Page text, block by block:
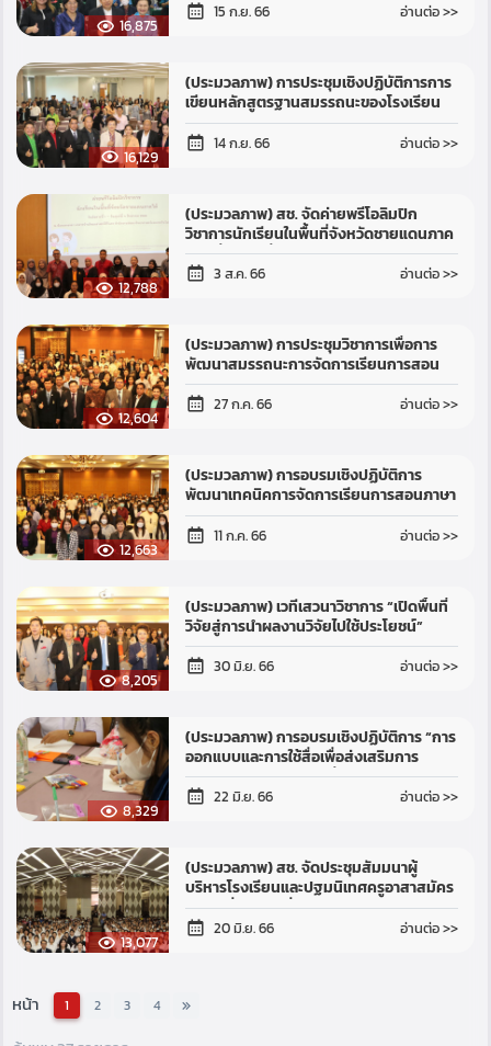
16,875
15 ก.ย. 66 อ่านต่อ >>
16,129
(ประมวลภาพ) การประชุมเชิงปฏิบัติการการ
เขียนหลักสูตรฐานสมรรถนะของโรงเรียน
นอกระบบตามมาตรฐานอาชีพและคุณวุฒิ
วิชาชีพ เชื่อมโยงกับกรอบคุณวุฒิแห่งช...
14 ก.ย. 66 อ่านต่อ >>
12,788
(ประมวลภาพ) สช. จัดค่ายพรีโอลิมปิก
วิชาการนักเรียนในพื้นที่จังหวัดชายแดนภาค
ใต้ ปีที่ 5 ค่ายที่ 3 ค่ายอบรมทางวิชาการแบบ
เฉพาะทาง
3 ส.ค. 66 อ่านต่อ >>
12,604
(ประมวลภาพ) การประชุมวิชาการเพื่อการ
พัฒนาสมรรถนะการจัดการเรียนการสอน
สำหรับโรงเรียนเอกชนนอกระบบ
27 ก.ค. 66 อ่านต่อ >>
12,663
(ประมวลภาพ) การอบรมเชิงปฏิบัติการ
พัฒนาเทคนิคการจัดการเรียนการสอนภาษา
อังกฤษ
11 ก.ค. 66 อ่านต่อ >>
8,205
(ประมวลภาพ) เวทีเสวนาวิชาการ “เปิดพื้นที่
วิจัยสู่การนำผลงานวิจัยไปใช้ประโยชน์”
30 มิ.ย. 66 อ่านต่อ >>
8,329
(ประมวลภาพ) การอบรมเชิงปฏิบัติการ “การ
ออกแบบและการใช้สื่อเพื่อส่งเสริมการ
พัฒนาเด็กปฐมวัย” รุ่นที่ 1
22 มิ.ย. 66 อ่านต่อ >>
13,077
(ประมวลภาพ) สช. จัดประชุมสัมมนาผู้
บริหารโรงเรียนและปฐมนิเทศครูอาสาสมัคร
จีน รุ่นที่ 21 กลุ่มที่ 2 (ครูอาสาสมัครจีนใหม่)
20 มิ.ย. 66 อ่านต่อ >>
หน้า 1 2 3 4